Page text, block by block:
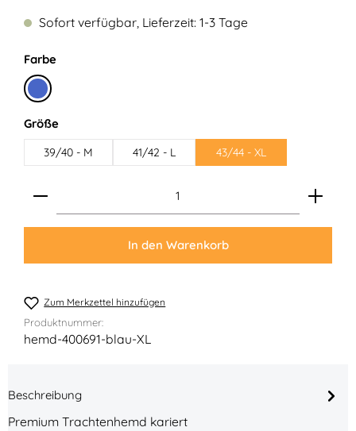
Sofort verfügbar, Lieferzeit: 1-3 Tage
Farbeauswählen
Blau
Größeauswählen
39/40 - M 41/42 - L 43/44 - XL
Produkt Anzahl: Gib den gewünschten Wert ein
In den Warenkorb
Zum Merkzettel hinzufügen
Produktnummer:
hemd-400691-blau-XL
Beschreibung
Premium Trachtenhemd kariert